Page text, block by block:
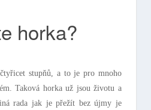
horka?
stupňů, a to je pro mnoho
Taková horka už jsou životu a
rada jak je přežít bez újmy je